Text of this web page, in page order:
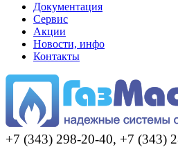
Документация
Сервис
Акции
Новости, инфо
Контакты
+7 (343) 298-20-40, +7 (343)